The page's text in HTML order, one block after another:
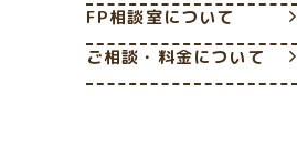
FP相談室について
ご相談・料金について